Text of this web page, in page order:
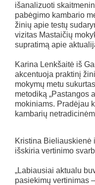
išanalizuoti
pabėgimo kambario
žinių apie testų
vizitas Mastaičių
supratimą apie
Karina Lenkšaitė iš
akcentuoja praktinį
mokymų metu
metodiką „Pastangos
mokiniams. Pradėjau
kambarių
Kristina Bieliauskienė
išskiria vertinimo
„Labiausiai aktualu
pasiekimų vertinimas